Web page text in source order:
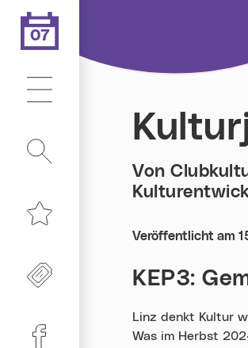
Heute ist der
07
.08.2026
Linz-Termine auf Facebook
Von
Veröffentlicht am
KEP3:
Linz denkt Kultur
Was im Herbst